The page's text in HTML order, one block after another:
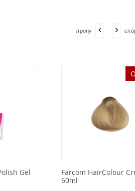
προηγ
Gel
Farcom HairColour
60ml